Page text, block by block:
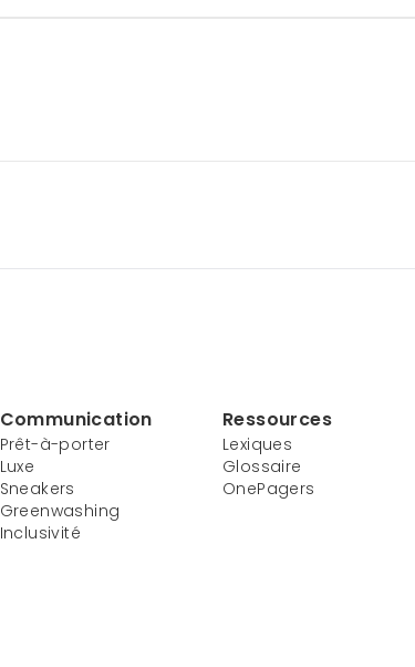
Communication
Prêt-à-porter
Luxe
Sneakers
Greenwashing
Inclusivité
Ressources
Lexiques
Glossaire
OnePagers